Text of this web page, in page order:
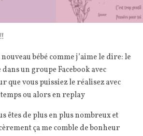
bébé comme j’aime le dire: le
un groupe Facebook avec
que vous puissiez le réalisez avec
ou alors en replay
êtes de plus en plus nombreux et
ça me comble de bonheur